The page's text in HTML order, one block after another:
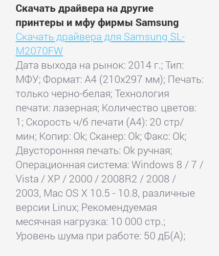
Скачать драйвера на другие
принтеры и мфу фирмы Samsung
Скачать драйвера для Samsung SL-
M2070FW
Дата выхода на рынок: 2014 г.; Тип:
МФУ; Формат: A4 (210x297 мм); Печать:
только черно-белая; Технология
печати: лазерная; Количество цветов:
1; Скорость ч/б печати (А4): 20 стр/
мин; Копир: Ok; Сканер: Ok; Факс: Ok;
Двусторонняя печать: Ok ручная;
Операционная система: Windows 8 / 7 /
Vista / XP / 2000 / 2008R2 / 2008 /
2003, Mac OS X 10.5 - 10.8, различные
версии Linux; Рекомендуемая
месячная нагрузка: 10 000 стр.;
Уровень шума при работе: 50 дБ(А);